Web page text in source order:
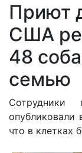
Приют
США
48
семью
опубликовали
что в клетках